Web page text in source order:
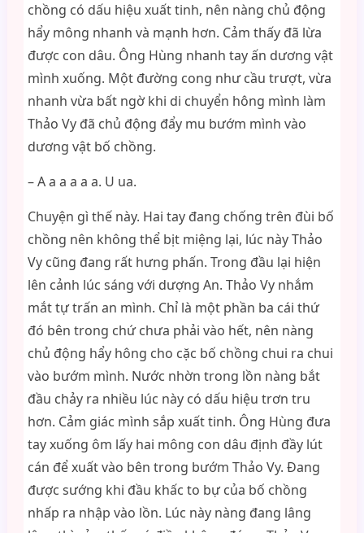
chồng có dấu hiệu xuất tinh, nên nàng chủ động
hẩy mông nhanh và mạnh hơn. Cảm thấy đã lừa
được con dâu. Ông Hùng nhanh tay ấn dương vật
mình xuống. Một đường cong như cầu trượt, vừa
nhanh vừa bất ngờ khi di chuyển hông mình làm
Thảo Vy đã chủ động đẩy mu bướm mình vào
dương vật bố chồng.
– A a a a a a. U ua.
Chuyện gì thế này. Hai tay đang chống trên đùi bố
chồng nên không thể bịt miệng lại, lúc này Thảo
Vy cũng đang rất hưng phấn. Trong đầu lại hiện
lên cảnh lúc sáng với dượng An. Thảo Vy nhắm
mắt tự trấn an mình. Chỉ là một phần ba cái thứ
đó bên trong chứ chưa phải vào hết, nên nàng
chủ động hẩy hông cho cặc bố chồng chui ra chui
vào bướm mình. Nước nhờn trong lồn nàng bắt
đầu chảy ra nhiều lúc này có dấu hiệu trơn tru
hơn. Cảm giác mình sắp xuất tinh. Ông Hùng đưa
tay xuống ôm lấy hai mông con dâu định đầy lút
cán để xuất vào bên trong bướm Thảo Vy. Đang
được sướng khi đầu khấc to bự của bố chồng
nhấp ra nhập vào lồn. Lúc này nàng đang lâng